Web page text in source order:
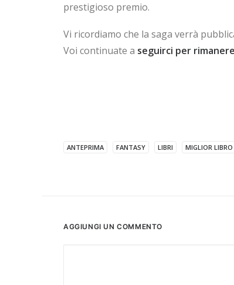
prestigioso premio.
Vi ricordiamo che la saga verrà
Voi continuate a seguirci per
ANTEPRIMA FANTASY LIBRI MIGLIOR
AGGIUNGI UN COMMENTO